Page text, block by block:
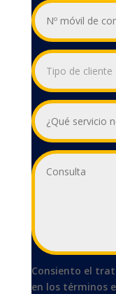
Consiento el
en los términos